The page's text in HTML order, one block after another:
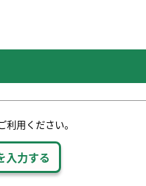
用ください。